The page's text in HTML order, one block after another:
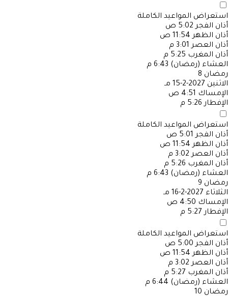
استعراض المواعيد الكاملة
أذان الفجر 5:02 ص
أذان الظهر 11:54 ص
أذان العصر 3:01 م
أذان المغرب 5:25 م
العشاء (رمضان) 6:43 م
رمضان 8
الاثنين 2027-2-15 مـ
الإمساك 4:51 ص
الإفطار 5:26 م
استعراض المواعيد الكاملة
أذان الفجر 5:01 ص
أذان الظهر 11:54 ص
أذان العصر 3:02 م
أذان المغرب 5:26 م
العشاء (رمضان) 6:43 م
رمضان 9
الثلاثاء 2027-2-16 مـ
الإمساك 4:50 ص
الإفطار 5:27 م
استعراض المواعيد الكاملة
أذان الفجر 5:00 ص
أذان الظهر 11:54 ص
أذان العصر 3:02 م
أذان المغرب 5:27 م
العشاء (رمضان) 6:44 م
رمضان 10